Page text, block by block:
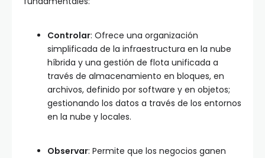
Controlar: Ofrece una organización
simplificada de la infraestructura en la nube
híbrida y una gestión de flota unificada a
través de almacenamiento en bloques, en
archivos, definido por software y en objetos;
gestionando los datos a través de los entornos
en la nube y locales.
Observar: Permite que los negocios ganen